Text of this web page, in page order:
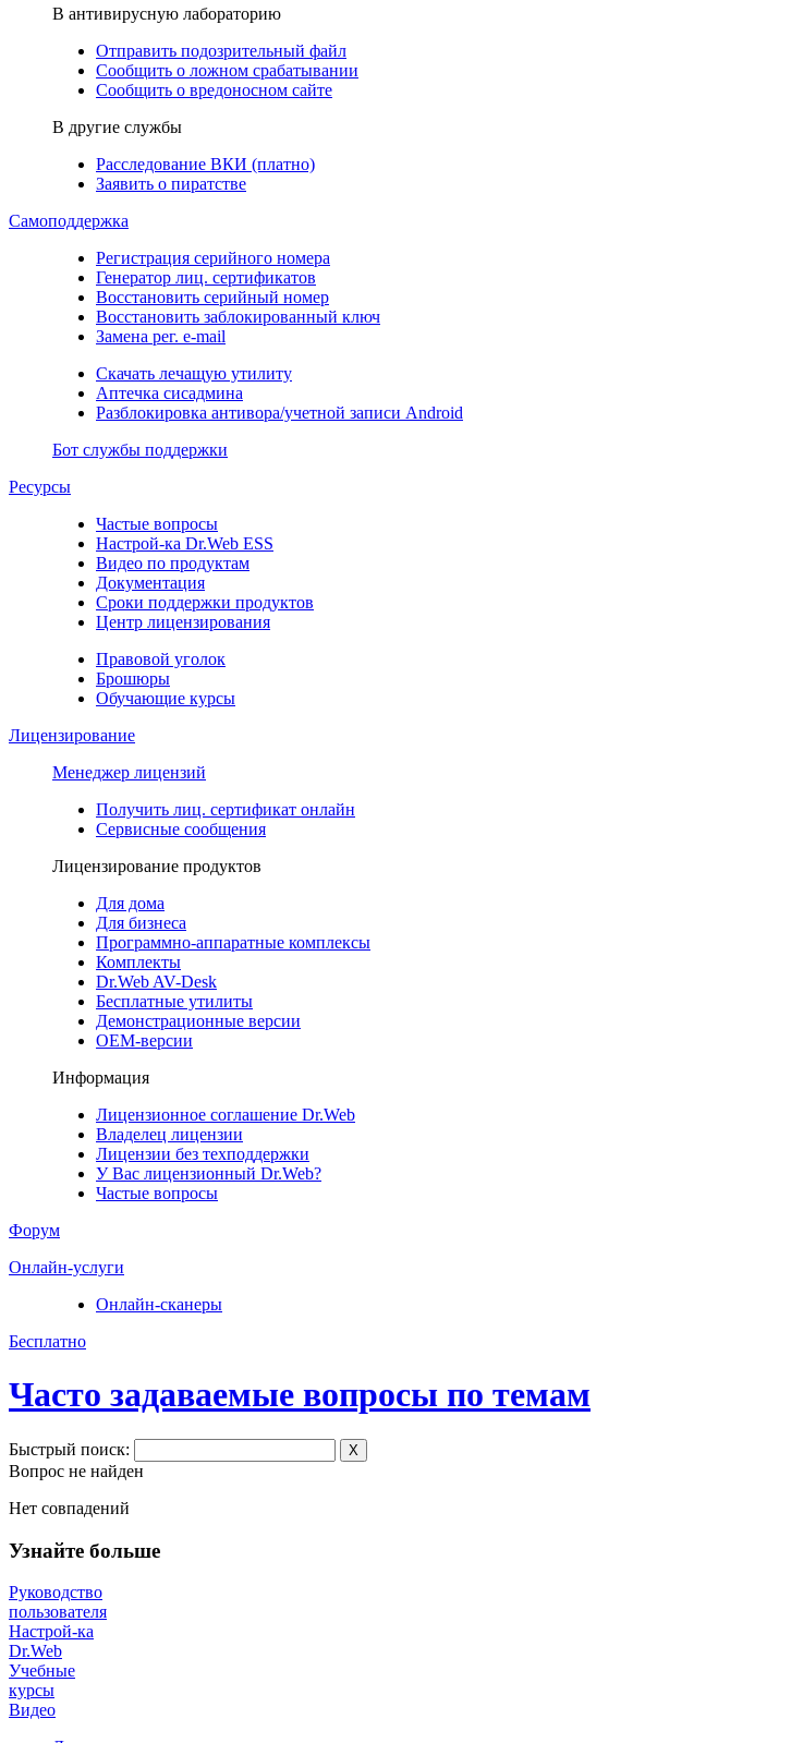
В антивирусную лабораторию
Отправить подозрительный файл
Сообщить о ложном срабатывании
Сообщить о вредоносном сайте
В другие службы
Расследование ВКИ (платно)
Заявить о пиратстве
Самоподдержка
Регистрация серийного номера
Генератор лиц. сертификатов
Восстановить серийный номер
Восстановить заблокированный ключ
Замена рег. e-mail
Скачать лечащую утилиту
Аптечка сисадмина
Разблокировка антивора/учетной записи Android
Бот службы поддержки
Ресурсы
Частые вопросы
Настрой-ка Dr.Web ESS
Видео по продуктам
Документация
Сроки поддержки продуктов
Центр лицензирования
Правовой уголок
Брошюры
Обучающие курсы
Лицензирование
Менеджер лицензий
Получить лиц. сертификат онлайн
Сервисные сообщения
Лицензирование продуктов
Для дома
Для бизнеса
Программно-аппаратные комплексы
Комплекты
Dr.Web AV-Desk
Бесплатные утилиты
Демонстрационные версии
ОЕМ-версии
Информация
Лицензионное соглашение Dr.Web
Владелец лицензии
Лицензии без техподдержки
У Вас лицензионный Dr.Web?
Частые вопросы
Форум
Онлайн-услуги
Онлайн-сканеры
Бесплатно
Часто задаваемые вопросы по темам
Быстрый поиск: X
Вопрос не найден
Нет совпадений
Узнайте больше
Руководство
пользователя
Настрой-ка
Dr.Web
Учебные
курсы
Видео